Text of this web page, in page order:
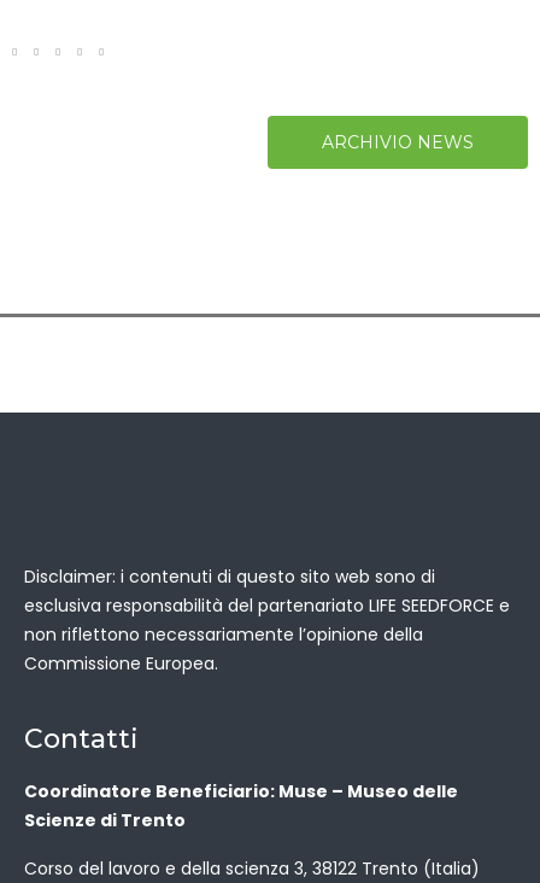
ARCHIVIO NEWS
Disclaimer: i contenuti di questo sito web sono di
esclusiva responsabilità del partenariato LIFE SEEDFORCE e
non riflettono necessariamente l’opinione della
Commissione Europea.
Contatti
Coordinatore Beneficiario: Muse – Museo delle
Scienze di Trento
Corso del lavoro e della scienza 3, 38122 Trento (Italia)